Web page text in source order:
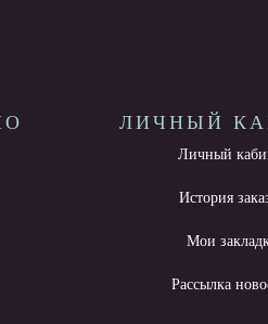
ЛИЧНЫЙ
Личный
История
Мои
Рассылка